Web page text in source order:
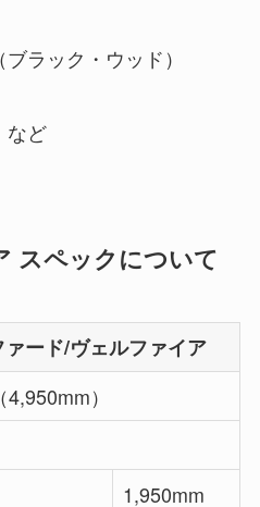
ラック・ウッド）
ど
スペックについて
ード/ヴェルファイア
）
1,950mm